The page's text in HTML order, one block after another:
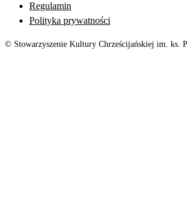
Regulamin
Polityka prywatności
© Stowarzyszenie Kultury Chrześcijańskiej im. ks.